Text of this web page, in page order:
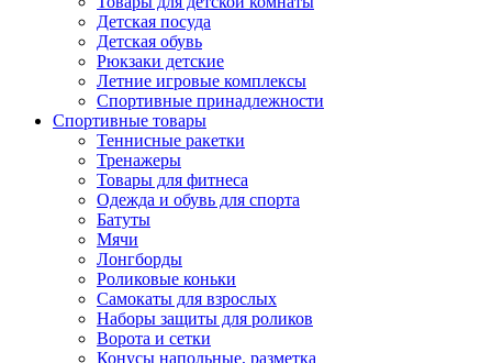
Детская посуда
Детская обувь
Рюкзаки детские
Летние игровые комплексы
Спортивные принадлежности
Спортивные товары
Теннисные ракетки
Тренажеры
Товары для фитнеса
Одежда и обувь для спорта
Батуты
Мячи
Лонгборды
Роликовые коньки
Самокаты для взрослых
Наборы защиты для роликов
Ворота и сетки
Конусы напольные, разметка